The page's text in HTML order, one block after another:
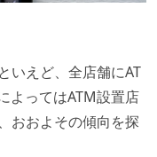
いえど、全店舗にAT
よってはATM設置店
おおよその傾向を探